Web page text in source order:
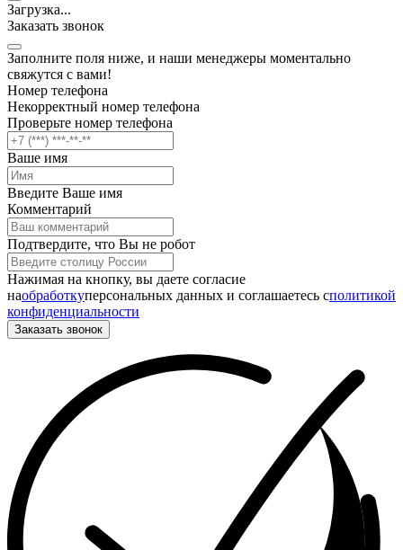
Загрузка...
Заказать звонок
Заполните поля ниже, и наши менеджеры моментально
свяжутся с вами!
Номер телефона
Некорректный номер телефона
Проверьте номер телефона
Ваше имя
Введите Ваше имя
Комментарий
Подтвердите, что Вы не робот
Нажимая на кнопку, вы даете согласие
наобработкуперсональных данных и соглашаетесь cполитикой
конфиденциальности
Заказать звонок